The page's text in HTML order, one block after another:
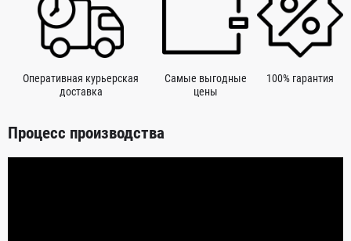
Оперативная курьерская
доставка
Самые выгодные
цены
100% гарантия
Процесс производства